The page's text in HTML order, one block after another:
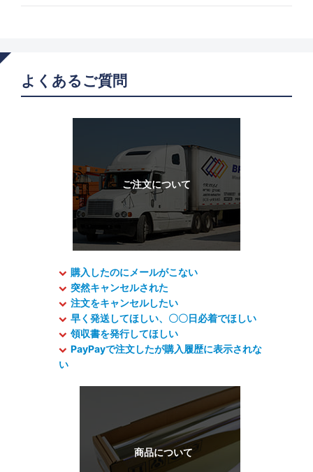
よくあるご質問
購入したのにメールがこない
突然キャンセルされた
注文をキャンセルしたい
早く発送してほしい、〇〇日必着でほしい
領収書を発行してほしい
PayPayで注文したが購入履歴に表示されな
い